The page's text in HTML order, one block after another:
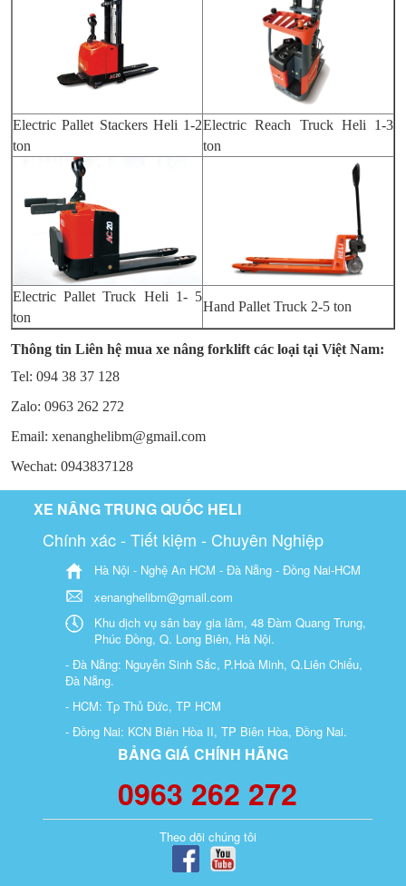
Electric Pallet Stackers Heli 1-2
ton
Electric Reach Truck Heli 1-3
ton
Electric Pallet Truck Heli 1- 5
ton
Hand Pallet Truck 2-5 ton
Thông tin Liên hệ mua xe nâng forklift các loại tại Việt Nam:
Tel: 094 38 37 128
Zalo: 0963 262 272
Email: xenanghelibm@gmail.com
Wechat: 0943837128
XE NÂNG TRUNG QUỐC HELI
Chính xác - Tiết kiệm - Chuyên Nghiệp
Hà Nội - Nghệ An HCM - Đà Nẵng - Đồng Nai-HCM
xenanghelibm@gmail.com
Khu dịch vụ sân bay gia lâm, 48 Đàm Quang Trung,
Phúc Đồng, Q. Long Biên, Hà Nội.
- Đà Nẵng: Nguyễn Sinh Sắc, P.Hoà Minh, Q.Liên Chiểu,
Đà Nẵng.
- HCM: Tp Thủ Đức, TP HCM
- Đồng Nai: KCN Biên Hòa II, TP Biên Hòa, Đồng Nai.
BẢNG GIÁ CHÍNH HÃNG
0963 262 272
Theo dõi chúng tôi